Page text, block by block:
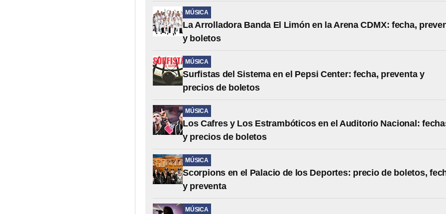
MÚSICA
La Arrolladora Banda El Limón en la Arena CDMX: fecha,
y boletos
MÚSICA
Surfistas del Sistema en el Pepsi Center: fecha, preventa y
precios de boletos
MÚSICA
Los Cafres y Los Estrambóticos en el Auditorio Nacional:
y precios de boletos
MÚSICA
Scorpions en el Palacio de los Deportes: precio de boletos,
y preventa
MÚSICA